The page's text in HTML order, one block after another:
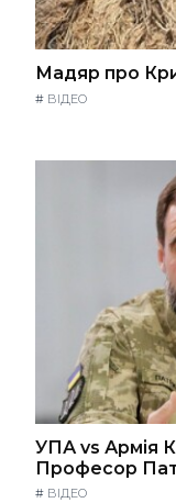
Мадяр про
# ВІДЕО
УПА vs Армія
Професор
# ВІДЕО